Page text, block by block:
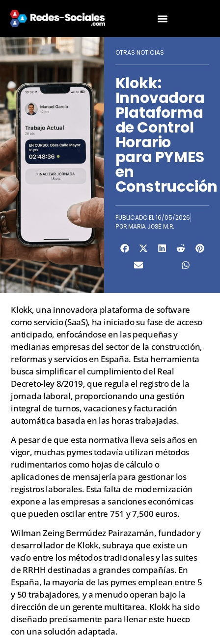
OTRAS NOTICIAS
Klokk:
Innovadora
Plataforma
de Control
Horario
para PYMES
en
Construcción
PUBLICADO EL16/05/2026
POR MARIA JOSÉ M.R.
Klokk, una innovadora plataforma de software
como servicio (SaaS), ha iniciado su fase de acceso
anticipado, enfocándose en las pequeñas y
medianas empresas del sector de la construcción,
reformas y servicios en España. Esta herramienta
busca simplificar el cumplimiento del Real
Decreto-ley 8/2019, que regula el registro de la
jornada laboral, proporcionando una gestión
integral de turnos, vacaciones y facturación
automática basada en las horas trabajadas.
A pesar de que esta normativa lleva seis años en
vigor, muchas pymes todavía utilizan métodos
rudimentarios como hojas de cálculo o
aplicaciones de mensajería para gestionar los
registros laborales. Esta falta de modernización
expone a las empresas a sanciones económicas
que pueden oscilar entre 751 y 7,500 euros.
Wilman Zeing Bermúdez Pairazamán, fundador y
desarrollador de Klokk, subraya que existe un
vacío entre los métodos tradicionales y las suites
de RRHH destinadas a grandes compañías. En
España, la mayoría de las pymes emplean entre 5
y 50 trabajadores, y a menudo operan bajo la
dirección de un gerente multitarea. Klokk ha sido
diseñado precisamente para llenar este hueco
con una solución adaptada.